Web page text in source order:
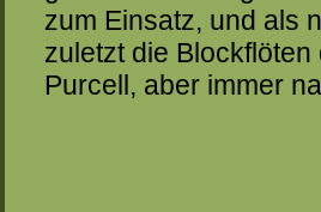
zum Einsatz, und als
zuletzt die
Purcell, aber immer